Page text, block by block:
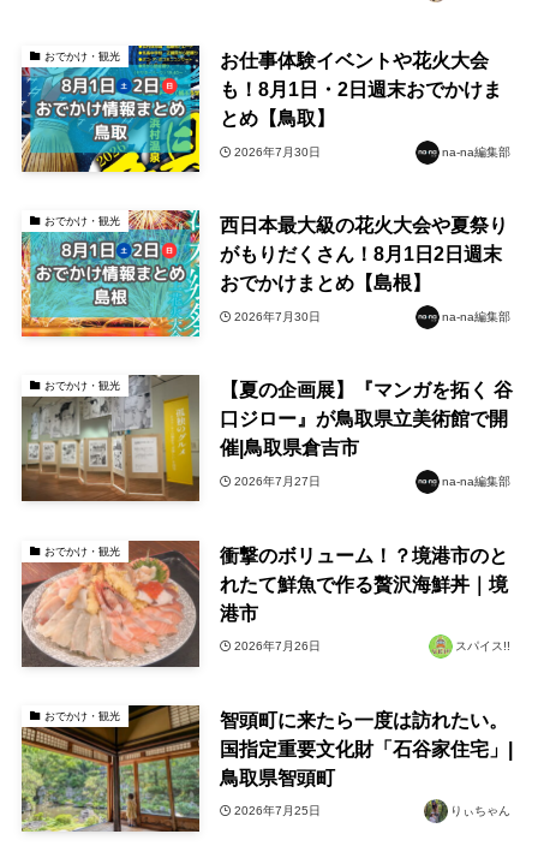
おでかけ・観光
お仕事体験イベントや花火大会
も！8月1日・2日週末おでかけま
とめ【鳥取】
2026年7月30日 na-na編集部
おでかけ・観光
西日本最大級の花火大会や夏祭り
がもりだくさん！8月1日2日週末
おでかけまとめ【島根】
2026年7月30日 na-na編集部
おでかけ・観光
【夏の企画展】『マンガを拓く 谷
口ジロー』が鳥取県立美術館で開
催|鳥取県倉吉市
2026年7月27日 na-na編集部
おでかけ・観光
衝撃のボリューム！？境港市のと
れたて鮮魚で作る贅沢海鮮丼｜境
港市
2026年7月26日 スパイス!!
おでかけ・観光
智頭町に来たら一度は訪れたい。
国指定重要文化財「石谷家住宅」|
鳥取県智頭町
2026年7月25日 りぃちゃん